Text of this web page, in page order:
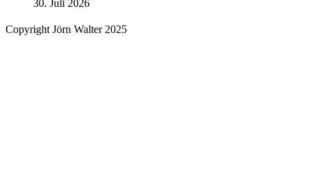
30. Juli 2026
Copyright Jörn Walter 2025